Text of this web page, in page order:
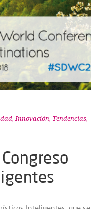
,Innovación, Tendencias,